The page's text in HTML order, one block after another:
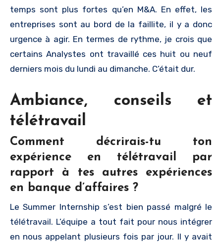
temps sont plus fortes qu’en M&A. En effet, les
entreprises sont au bord de la faillite, il y a donc
urgence à agir. En termes de rythme, je crois que
certains Analystes ont travaillé ces huit ou neuf
derniers mois du lundi au dimanche. C’était dur.
Ambiance, conseils et
télétravail
Comment décrirais-tu ton
expérience en télétravail par
rapport à tes autres expériences
en banque d’affaires ?
Le Summer Internship s’est bien passé malgré le
télétravail. L’équipe a tout fait pour nous intégrer
en nous appelant plusieurs fois par jour. Il y avait